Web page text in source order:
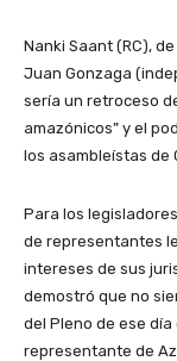
Nanki Saant (RC),
Juan Gonzaga
sería un retroceso
amazónicos” y el
los asambleístas de
Para los
de representantes
intereses de sus
demostró que no
del Pleno de ese
representante de